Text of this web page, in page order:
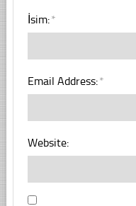
İsim:*
Email Address:*
Website: